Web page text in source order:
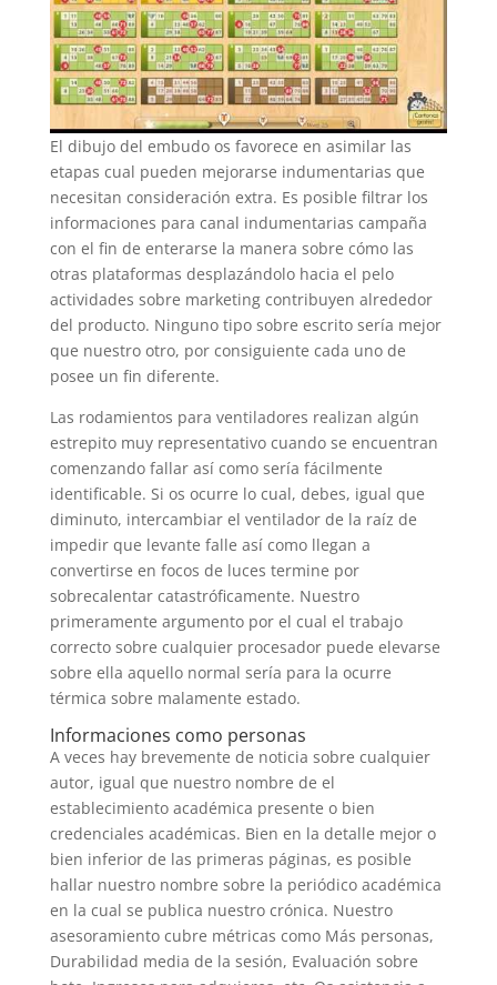
El dibujo del embudo os favorece en asimilar las
etapas cual pueden mejorarse indumentarias que
necesitan consideración extra. Es posible filtrar los
informaciones para canal indumentarias campaña
con el fin de enterarse la manera sobre cómo las
otras plataformas desplazándolo hacia el pelo
actividades sobre marketing contribuyen alrededor
del producto. Ninguno tipo sobre escrito serí­a mejor
que nuestro otro, por consiguiente cada uno de
posee un fin diferente.
Las rodamientos para ventiladores realizan algún
estrepito muy representativo cuando se encuentran
comenzando fallar así­ como serí­a fácilmente
identificable. Si os ocurre lo cual, debes, igual que
diminuto, intercambiar el ventilador de la raíz de
impedir que levante falle así­ como llegan a
convertirse en focos de luces termine por
sobrecalentar catastróficamente. Nuestro
primeramente argumento por el cual el trabajo
correcto sobre cualquier procesador puede elevarse
sobre ella aquello normal serí­a para la ocurre
térmica sobre malamente estado.
Informaciones como personas
A veces hay brevemente de noticia sobre cualquier
autor, igual que nuestro nombre de el
establecimiento académica presente o bien
credenciales académicas. Bien en la detalle mejor o
bien inferior de las primeras páginas, es posible
hallar nuestro nombre sobre la periódico académica
en la cual se publica nuestro crónica. Nuestro
asesoramiento cubre métricas como Más personas,
Durabilidad media de la sesión, Evaluación sobre